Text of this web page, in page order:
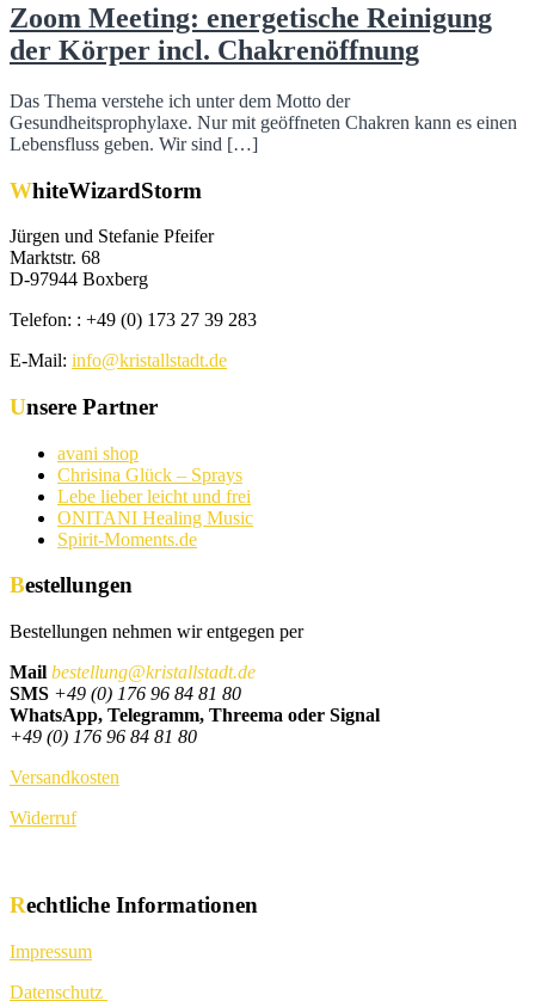
Zoom Meeting: energetische Reinigung
der Körper incl. Chakrenöffnung
Das Thema verstehe ich unter dem Motto der
Gesundheitsprophylaxe. Nur mit geöffneten Chakren kann es einen
Lebensfluss geben. Wir sind […]
WhiteWizardStorm
Jürgen und Stefanie Pfeifer
Marktstr. 68
D-97944 Boxberg
Telefon: : +49 (0) 173 27 39 283
E-Mail: info@kristallstadt.de
Unsere Partner
avani shop
Chrisina Glück – Sprays
Lebe lieber leicht und frei
ONITANI Healing Music
Spirit-Moments.de
Bestellungen
Bestellungen nehmen wir entgegen per
Mail bestellung@kristallstadt.de
SMS +49 (0) 176 96 84 81 80
WhatsApp, Telegramm, Threema oder Signal
+49 (0) 176 96 84 81 80
Versandkosten
Widerruf
Rechtliche Informationen
Impressum
Datenschutz